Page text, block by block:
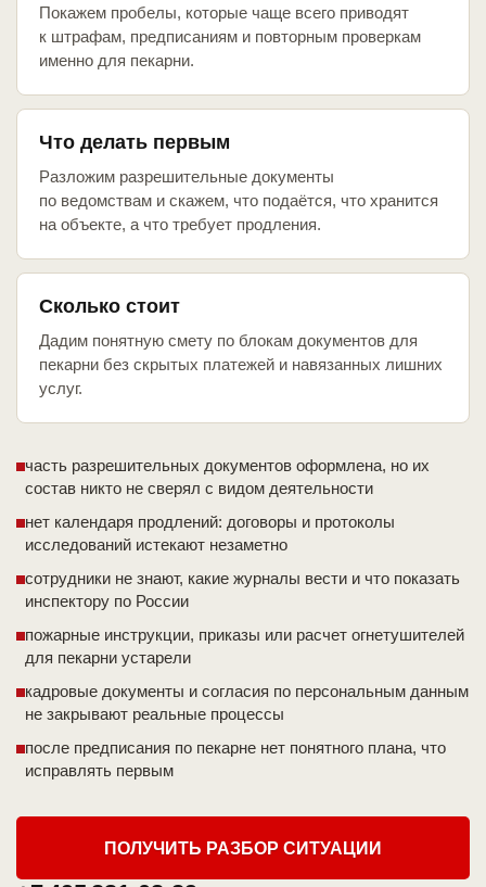
Покажем пробелы, которые чаще всего приводят
к штрафам, предписаниям и повторным проверкам
именно для пекарни.
Что делать первым
Разложим разрешительные документы
по ведомствам и скажем, что подаётся, что хранится
на объекте, а что требует продления.
Сколько стоит
Дадим понятную смету по блокам документов для
пекарни без скрытых платежей и навязанных лишних
услуг.
часть разрешительных документов оформлена, но их
состав никто не сверял с видом деятельности
нет календаря продлений: договоры и протоколы
исследований истекают незаметно
сотрудники не знают, какие журналы вести и что показать
инспектору по России
пожарные инструкции, приказы или расчет огнетушителей
для пекарни устарели
кадровые документы и согласия по персональным данным
не закрывают реальные процессы
после предписания по пекарне нет понятного плана, что
исправлять первым
ПОЛУЧИТЬ РАЗБОР СИТУАЦИИ